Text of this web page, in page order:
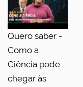
Quero saber -
Como a
Ciência pode
chegar às